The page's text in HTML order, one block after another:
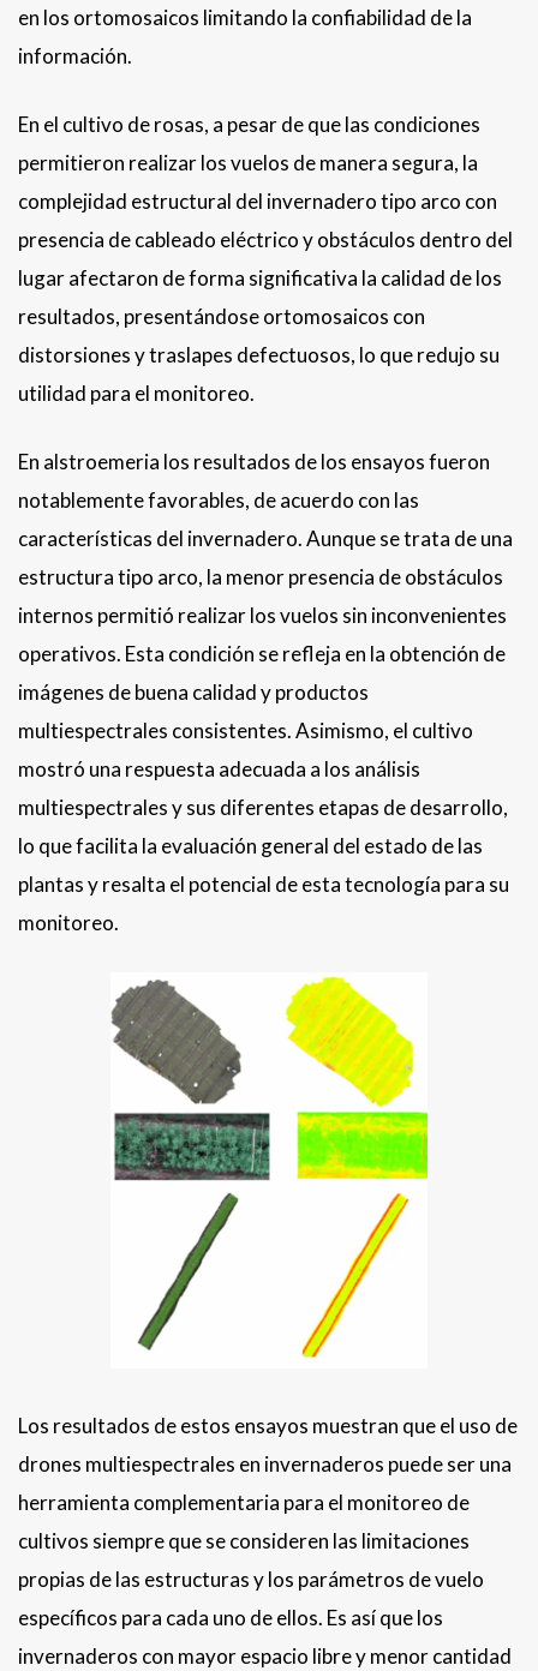
en los ortomosaicos limitando la confiabilidad de la
información.
En el cultivo de rosas, a pesar de que las condiciones
permitieron realizar los vuelos de manera segura, la
complejidad estructural del invernadero tipo arco con
presencia de cableado eléctrico y obstáculos dentro del
lugar afectaron de forma significativa la calidad de los
resultados, presentándose ortomosaicos con
distorsiones y traslapes defectuosos, lo que redujo su
utilidad para el monitoreo.
En alstroemeria los resultados de los ensayos fueron
notablemente favorables, de acuerdo con las
características del invernadero. Aunque se trata de una
estructura tipo arco, la menor presencia de obstáculos
internos permitió realizar los vuelos sin inconvenientes
operativos. Esta condición se refleja en la obtención de
imágenes de buena calidad y productos
multiespectrales consistentes. Asimismo, el cultivo
mostró una respuesta adecuada a los análisis
multiespectrales y sus diferentes etapas de desarrollo,
lo que facilita la evaluación general del estado de las
plantas y resalta el potencial de esta tecnología para su
monitoreo.
Los resultados de estos ensayos muestran que el uso de
drones multiespectrales en invernaderos puede ser una
herramienta complementaria para el monitoreo de
cultivos siempre que se consideren las limitaciones
propias de las estructuras y los parámetros de vuelo
específicos para cada uno de ellos. Es así que los
invernaderos con mayor espacio libre y menor cantidad